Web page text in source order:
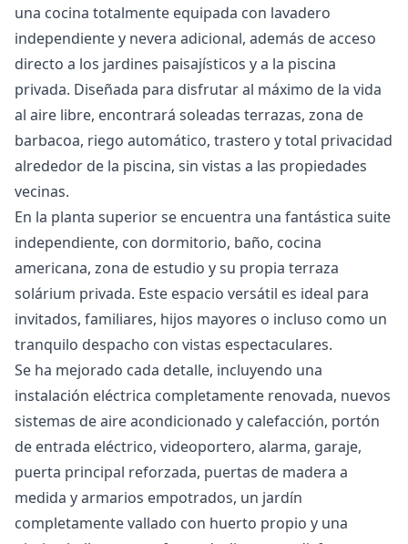
una cocina totalmente equipada con lavadero
independiente y nevera adicional, además de acceso
directo a los jardines paisajísticos y a la piscina
privada. Diseñada para disfrutar al máximo de la vida
al aire libre, encontrará soleadas terrazas, zona de
barbacoa, riego automático, trastero y total privacidad
alrededor de la piscina, sin vistas a las propiedades
vecinas.
En la planta superior se encuentra una fantástica suite
independiente, con dormitorio, baño, cocina
americana, zona de estudio y su propia terraza
solárium privada. Este espacio versátil es ideal para
invitados, familiares, hijos mayores o incluso como un
tranquilo despacho con vistas espectaculares.
Se ha mejorado cada detalle, incluyendo una
instalación eléctrica completamente renovada, nuevos
sistemas de aire acondicionado y calefacción, portón
de entrada eléctrico, videoportero, alarma, garaje,
puerta principal reforzada, puertas de madera a
medida y armarios empotrados, un jardín
completamente vallado con huerto propio y una